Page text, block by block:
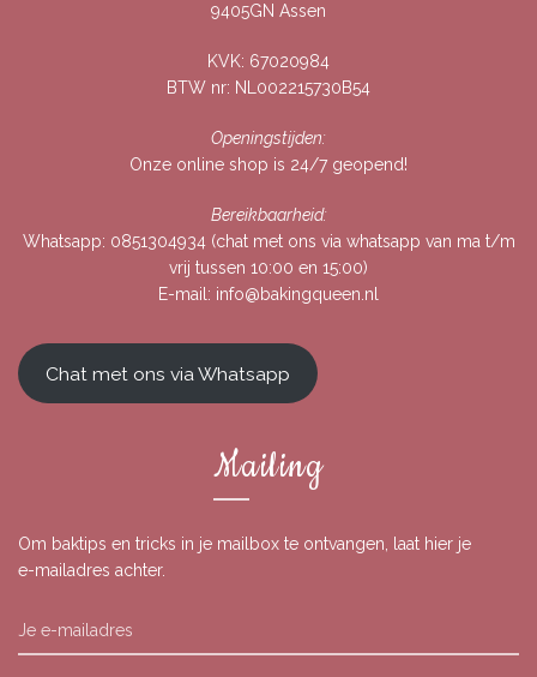
9405GN Assen
KVK: 67020984
BTW nr: NL002215730B54
Openingstijden:
Onze online shop is 24/7 geopend!
Bereikbaarheid:
Whatsapp: 0851304934(chat met ons via whatsapp van ma t/m
vrij tussen 10:00 en 15:00)
E-mail: info@bakingqueen.nl
Chat met ons via Whatsapp
Mailing
Om baktips en tricks in je mailbox te ontvangen, laat hier je
e-mailadres achter.